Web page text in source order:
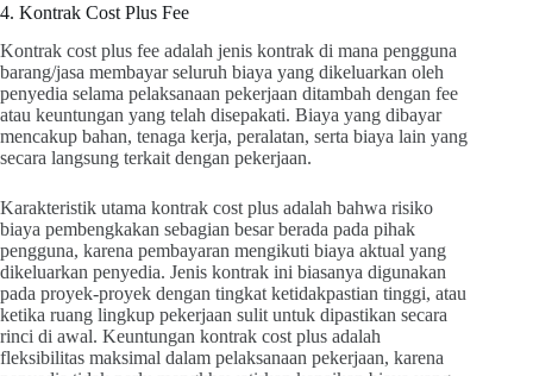
4. Kontrak Cost Plus Fee
Kontrak cost plus fee adalah jenis kontrak di mana pengguna
barang/jasa membayar seluruh biaya yang dikeluarkan oleh
penyedia selama pelaksanaan pekerjaan ditambah dengan fee
atau keuntungan yang telah disepakati. Biaya yang dibayar
mencakup bahan, tenaga kerja, peralatan, serta biaya lain yang
secara langsung terkait dengan pekerjaan.
Karakteristik utama kontrak cost plus adalah bahwa risiko
biaya pembengkakan sebagian besar berada pada pihak
pengguna, karena pembayaran mengikuti biaya aktual yang
dikeluarkan penyedia. Jenis kontrak ini biasanya digunakan
pada proyek-proyek dengan tingkat ketidakpastian tinggi, atau
ketika ruang lingkup pekerjaan sulit untuk dipastikan secara
rinci di awal. Keuntungan kontrak cost plus adalah
fleksibilitas maksimal dalam pelaksanaan pekerjaan, karena